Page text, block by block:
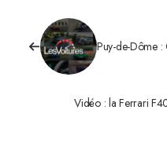
Puy-de-Dôme
Vidéo : la Ferrari